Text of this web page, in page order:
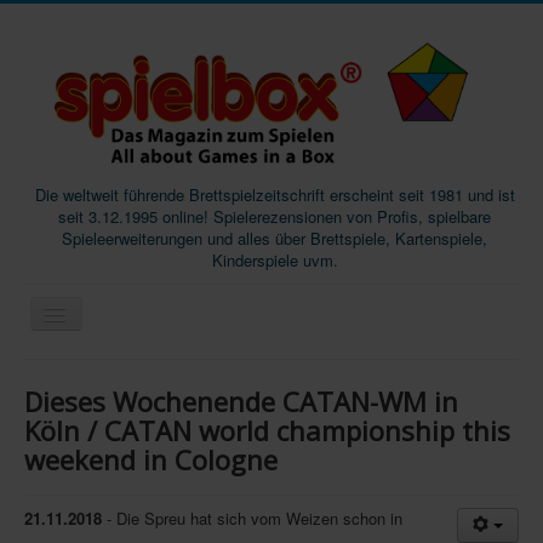
Die weltweit führende Brettspielzeitschrift erscheint seit 1981 und ist
seit 3.12.1995 online! Spielerezensionen von Profis, spielbare
Spieleerweiterungen und alles über Brettspiele, Kartenspiele,
Kinderspiele uvm.
Magazine
Abos/Subscriptions
Dieses Wochenende CATAN-WM in
Köln / CATAN world championship this
weekend in Cologne
21.11.2018 - Die Spreu hat sich vom Weizen schon in